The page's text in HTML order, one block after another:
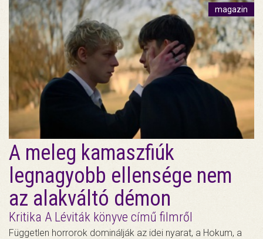
magazin
A meleg kamaszfiúk
legnagyobb ellensége nem
az alakváltó démon
Kritika A Léviták könyve című filmről
Független horrorok dominálják az idei nyarat, a Hokum, a